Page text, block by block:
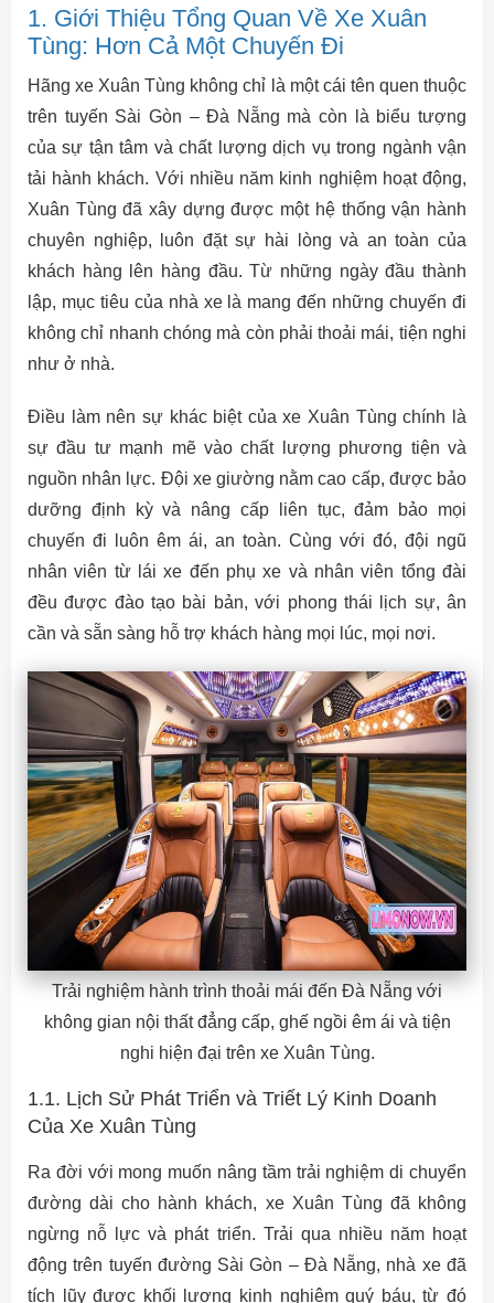
1. Giới Thiệu Tổng Quan Về Xe Xuân
Tùng: Hơn Cả Một Chuyến Đi
Hãng xe Xuân Tùng không chỉ là một cái tên quen thuộc
trên tuyến Sài Gòn – Đà Nẵng mà còn là biểu tượng
của sự tận tâm và chất lượng dịch vụ trong ngành vận
tải hành khách. Với nhiều năm kinh nghiệm hoạt động,
Xuân Tùng đã xây dựng được một hệ thống vận hành
chuyên nghiệp, luôn đặt sự hài lòng và an toàn của
khách hàng lên hàng đầu. Từ những ngày đầu thành
lập, mục tiêu của nhà xe là mang đến những chuyến đi
không chỉ nhanh chóng mà còn phải thoải mái, tiện nghi
như ở nhà.
Điều làm nên sự khác biệt của xe Xuân Tùng chính là
sự đầu tư mạnh mẽ vào chất lượng phương tiện và
nguồn nhân lực. Đội xe giường nằm cao cấp, được bảo
dưỡng định kỳ và nâng cấp liên tục, đảm bảo mọi
chuyến đi luôn êm ái, an toàn. Cùng với đó, đội ngũ
nhân viên từ lái xe đến phụ xe và nhân viên tổng đài
đều được đào tạo bài bản, với phong thái lịch sự, ân
cần và sẵn sàng hỗ trợ khách hàng mọi lúc, mọi nơi.
Trải nghiệm hành trình thoải mái đến Đà Nẵng với
không gian nội thất đẳng cấp, ghế ngồi êm ái và tiện
nghi hiện đại trên xe Xuân Tùng.
1.1. Lịch Sử Phát Triển và Triết Lý Kinh Doanh
Của Xe Xuân Tùng
Ra đời với mong muốn nâng tầm trải nghiệm di chuyển
đường dài cho hành khách, xe Xuân Tùng đã không
ngừng nỗ lực và phát triển. Trải qua nhiều năm hoạt
động trên tuyến đường Sài Gòn – Đà Nẵng, nhà xe đã
tích lũy được khối lượng kinh nghiệm quý báu, từ đó